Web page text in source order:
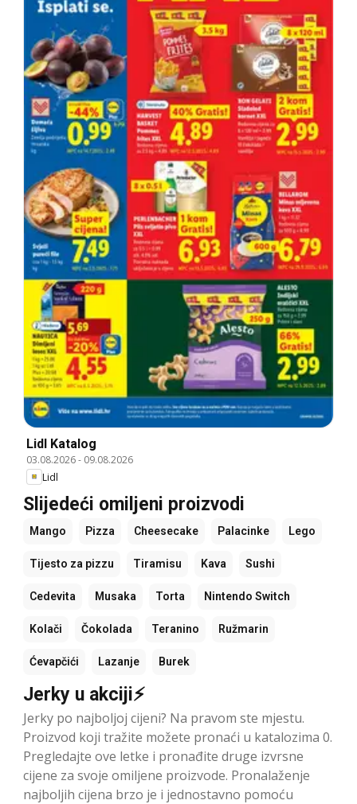
Lidl Katalog
03.08.2026- 09.08.2026
Lidl
Slijedeći omiljeni proizvodi
Mango Pizza Cheesecake Palacinke Lego
Tijesto za pizzu Tiramisu Kava Sushi
Cedevita Musaka Torta Nintendo Switch
Kolači Čokolada Teranino Ružmarin
Ćevapčići Lazanje Burek
Jerky u akciji⚡
Jerky po najboljoj cijeni? Na pravom ste mjestu.
Proizvod koji tražite možete pronaći u katalozima 0.
Pregledajte ove letke i pronađite druge izvrsne
cijene za svoje omiljene proizvode. Pronalaženje
najboljih cijena brzo je i jednostavno pomoću